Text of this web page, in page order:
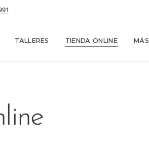
TALLERES TIENDA ONLINE MÁS